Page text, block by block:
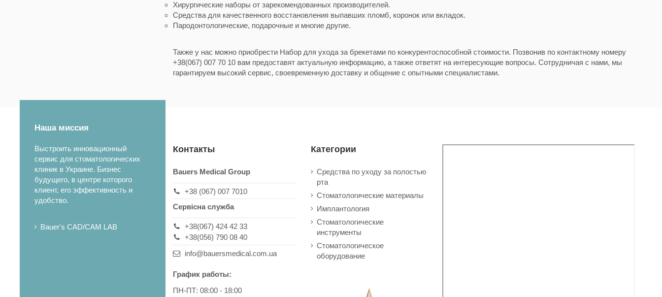
Хирургические наборы от зарекомендованных производителей.
Средства для качественного восстановления выпавших пломб, коронок или вкладок.
Пародонтологические, подарочные и многие другие.
Также у нас можно приобрести Набор для ухода за брекетами по конкурентоспособной стоимости. Позвонив по контактному номеру
+38(067) 007 70 10 вам предоставят актуальную информацию, а также ответят на интересующие вопросы. Сотрудничая с нами, мы
гарантируем высокий сервис, своевременную доставку и общение с опытными специалистами.
Наша миссия
Выстроить инновационный
сервис для стоматологических
клиник в Украине. Бизнес
будущего, в центре которого
клиент, его эффективность и
удобство.
Bauer's CAD/CAM LAB
Контакты
Bauers Medical Group
+38 (067) 007 7010
Сервісна служба
+38(067) 424 42 33
+38(056) 790 08 40
info@bauersmedical.com.ua
График работы:
ПН-ПТ: 08:00 - 18:00
Категории
Средства по уходу за полостью
рта
Стоматологические материалы
Имплантология
Стоматологические
инструменты
Стоматологическое
оборудование